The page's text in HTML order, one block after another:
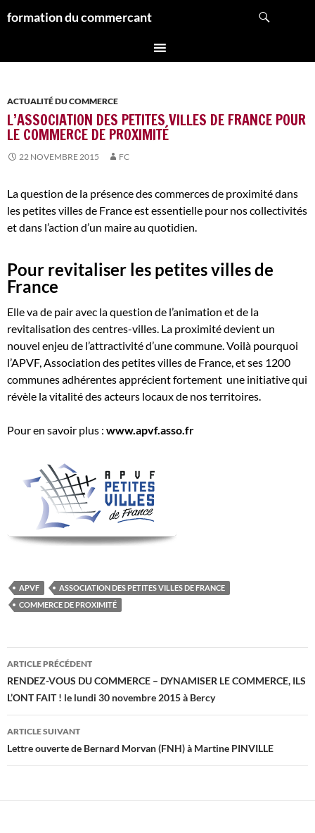
auformation du commercant
ACTUALITÉ DU COMMERCE
L’ASSOCIATION DES PETITES VILLES DE FRANCE POUR
LE COMMERCE DE PROXIMITÉ
22 NOVEMBRE 2015 FC
La question de la présence des commerces de proximité dans
les petites villes de France est essentielle pour nos collectivités
et dans l’action d’un maire au quotidien.
Pour revitaliser les petites villes de
France
Elle va de pair avec la question de l’animation et de la
revitalisation des centres-villes. La proximité devient un
nouvel enjeu de l’attractivité d’une commune. Voilà pourquoi
l’APVF, Association des petites villes de France, et ses 1200
communes adhérentes apprécient fortement une initiative qui
révèle la vitalité des acteurs locaux de nos territoires.
Pour en savoir plus : www.apvf.asso.fr
APVF
ASSOCIATION DES PETITES VILLES DE FRANCE
COMMERCE DE PROXIMITÉ
Navigation
des
articles
ARTICLE PRÉCÉDENT
RENDEZ-VOUS DU COMMERCE – DYNAMISER LE COMMERCE, ILS
L’ONT FAIT ! le lundi 30 novembre 2015 à Bercy
ARTICLE SUIVANT
Lettre ouverte de Bernard Morvan (FNH) à Martine PINVILLE